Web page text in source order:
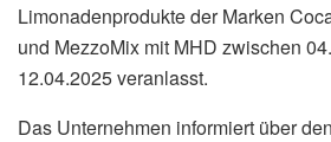
Limonadenprodukte der Marken
und MezzoMix mit MHD zwischen
12.04.2025 veranlasst.
Das Unternehmen informiert über